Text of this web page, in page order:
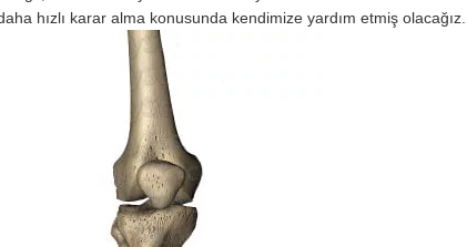
hızlı karar alma konusunda kendimize yardım etmiş